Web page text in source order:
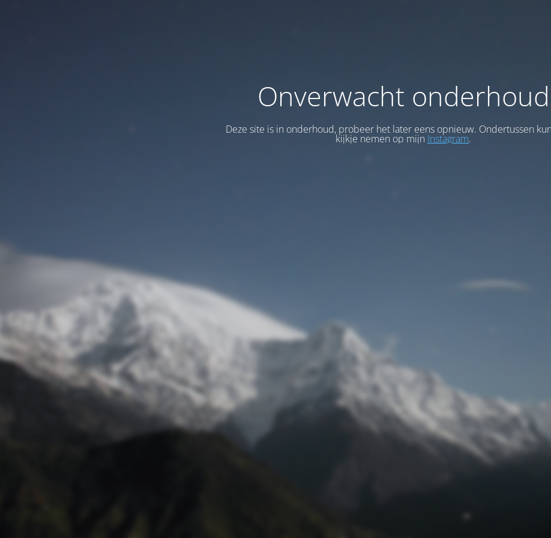
Onverwacht onderhoud
Deze site is in onderhoud, probeer het later eens opnieuw. Ondertussen
kijkje nemen op mijn Instagram.